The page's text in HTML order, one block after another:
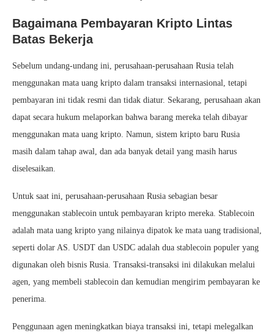
Bagaimana Pembayaran Kripto Lintas
Batas Bekerja
Sebelum undang-undang ini, perusahaan-perusahaan Rusia telah
menggunakan mata uang kripto dalam transaksi internasional, tetapi
pembayaran ini tidak resmi dan tidak diatur. Sekarang, perusahaan akan
dapat secara hukum melaporkan bahwa barang mereka telah dibayar
menggunakan mata uang kripto. Namun, sistem kripto baru Rusia
masih dalam tahap awal, dan ada banyak detail yang masih harus
diselesaikan.
Untuk saat ini, perusahaan-perusahaan Rusia sebagian besar
menggunakan stablecoin untuk pembayaran kripto mereka. Stablecoin
adalah mata uang kripto yang nilainya dipatok ke mata uang tradisional,
seperti dolar AS. USDT dan USDC adalah dua stablecoin populer yang
digunakan oleh bisnis Rusia. Transaksi-transaksi ini dilakukan melalui
agen, yang membeli stablecoin dan kemudian mengirim pembayaran ke
penerima.
Penggunaan agen meningkatkan biaya transaksi ini, tetapi melegalkan